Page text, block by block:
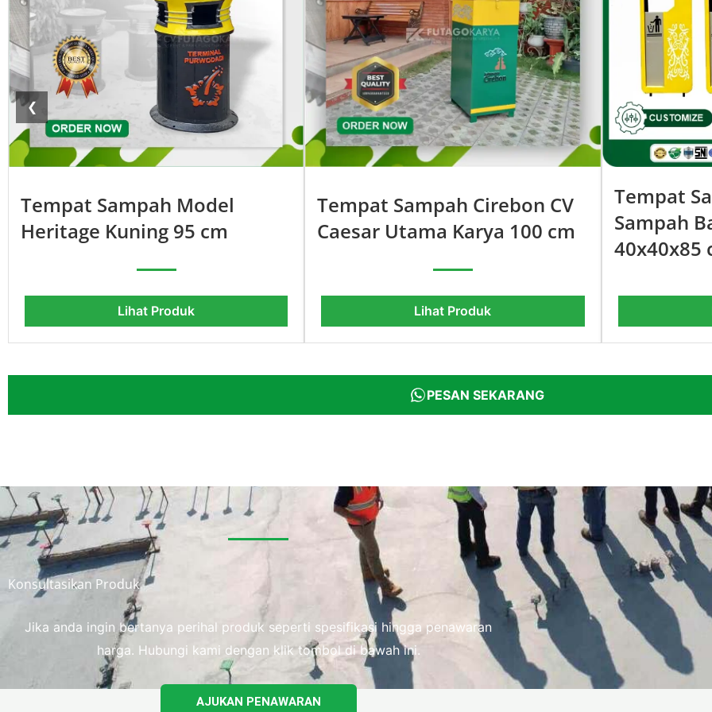
❮
Tempat Sampah Model
Heritage Kuning 95 cm
Lihat Produk
Tempat Sampah Cirebon CV
Caesar Utama Karya 100 cm
Lihat Produk
Tempat
Sampah
40x40x85
PESAN SEKARANG
Konsultasikan Produk
Jika anda ingin bertanya perihal produk seperti spesifikasi hingga penawaran
harga. Hubungi kami dengan klik tombol di bawah ini.
AJUKAN PENAWARAN